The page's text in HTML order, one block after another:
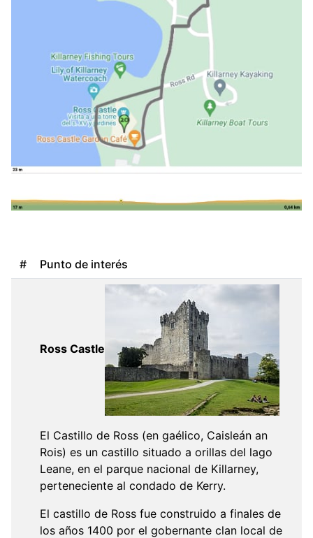
# Punto de interés
Ross Castle
El Castillo de Ross (en gaélico, Caisleán an
Rois) es un castillo situado a orillas del lago
Leane, en el parque nacional de Killarney,
perteneciente al condado de Kerry.
El castillo de Ross fue construido a finales de
los años 1400 por el gobernante clan local de